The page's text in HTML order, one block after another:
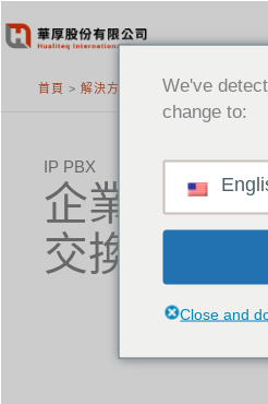
至
首頁 > 解決方案
IP PBX
企業專用
交換機解決
We've
change to:
Close and